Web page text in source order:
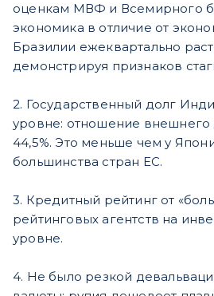
оценкам МВФ и Всемирного
экономика в отличие от
Бразилии ежеквартально
демонстрируя признаков
2. Государственный долг
уровне: отношение внешнего
44,5%. Это меньше чем у
большинства стран ЕС.
3. Кредитный рейтинг от
рейтинговых агентств на
уровне.
4. Не было резкой